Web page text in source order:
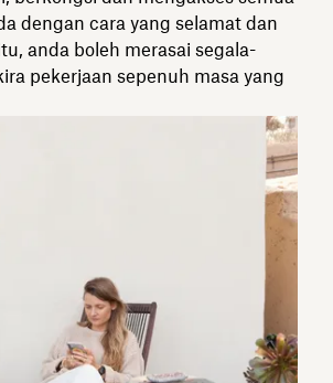
dengan cara yang selamat dan
anda boleh merasai segala-
pekerjaan sepenuh masa yang